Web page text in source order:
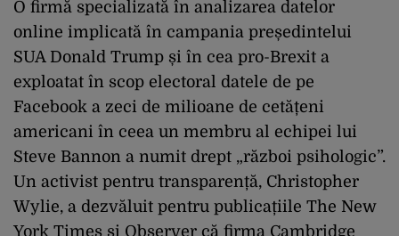
O firmă specializată în analizarea datelor
online implicată în campania președintelui
SUA Donald Trump și în cea pro-Brexit a
exploatat în scop electoral datele de pe
Facebook a zeci de milioane de cetățeni
americani în ceea un membru al echipei lui
Steve Bannon a numit drept „război psihologic”.
Un activist pentru transparență, Christopher
Wylie, a dezvăluit pentru publicațiile The New
York Times și Observer că firma Cambridge